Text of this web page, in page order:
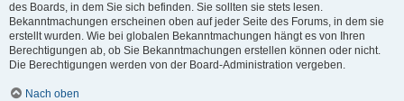
des Boards, in dem Sie sich befinden. Sie sollten sie stets lesen.
Bekanntmachungen erscheinen oben auf jeder Seite des Forums, in dem sie
erstellt wurden. Wie bei globalen Bekanntmachungen hängt es von Ihren
Berechtigungen ab, ob Sie Bekanntmachungen erstellen können oder nicht.
Die Berechtigungen werden von der Board-Administration vergeben.
Nach oben